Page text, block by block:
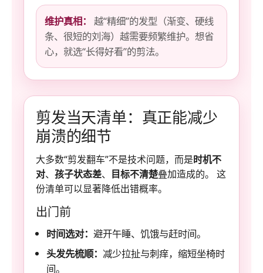
维护真相：
越“精细”的发型（渐变、硬线
条、很短的刘海）越需要频繁维护。想省
心，就选“长得好看”的剪法。
剪发当天清单：真正能减少
崩溃的细节
大多数“剪发翻车”不是技术问题，而是时机不
对、 孩子状态差、 目标不清楚叠加造成的。 这
份清单可以显著降低出错概率。
出门前
时间选对： 避开午睡、饥饿与赶时间。
头发先梳顺： 减少拉扯与刺痒，缩短坐椅时
间。